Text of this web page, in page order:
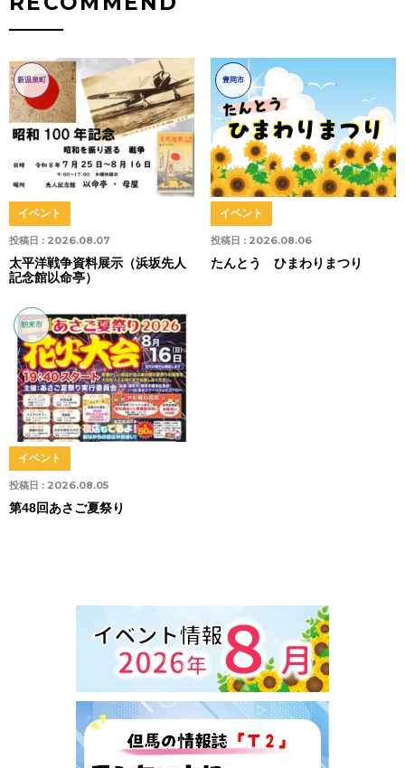
新温泉町
投稿日 : 2026.08.07
イベント
太平洋戦争資料展示（浜坂先人
記念館以命亭）
豊岡市
投稿日 : 2026.08.06
イベント
たんとう ひまわりまつり
朝来市
投稿日 : 2026.08.05
イベント
第48回あさご夏祭り